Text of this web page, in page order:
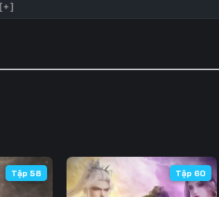
[+]
Tập 58 Tập 60